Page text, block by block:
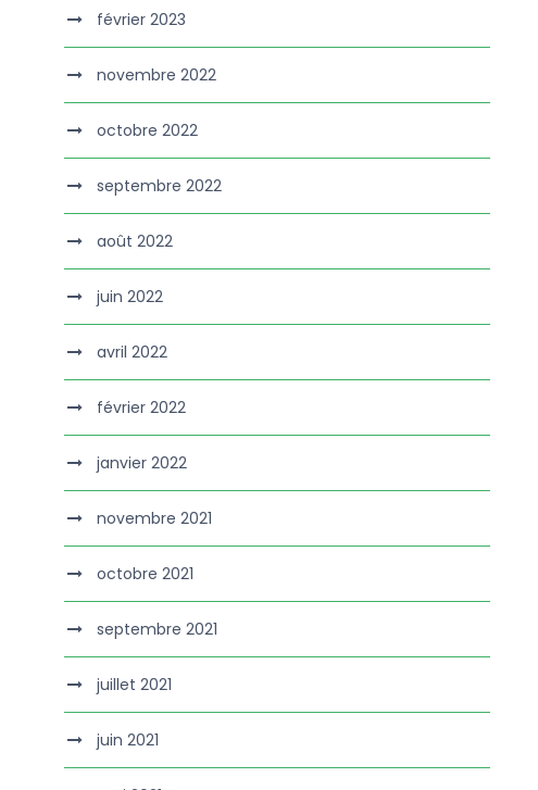
février 2023
novembre 2022
octobre 2022
septembre 2022
août 2022
juin 2022
avril 2022
février 2022
janvier 2022
novembre 2021
octobre 2021
septembre 2021
juillet 2021
juin 2021